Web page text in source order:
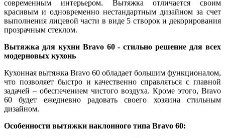
современным интерьером. Вытяжка отличается своим
красивым и одновременно нестандартным дизайном за счет
выполнения лицевой части в виде 5 створок и декорирования
прозрачным стеклом.
Вытяжка для кухни Bravo 60 - стильно решение для всех
модерновых кухонь
Кухонная вытяжка Bravo 60 обладает большим функционалом,
что позволяет быстро и качественно справляться с главной
задачей – обеспечением чистого воздуха. Кроме этого, Bravo
60 будет ежедневно радовать своего хозяина стильным
дизайном.
Особенности вытяжки наклонного типа Bravo 60: